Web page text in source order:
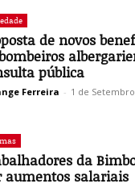
de novos
pública
Ferreira - 1 de
da
aumentos salariais